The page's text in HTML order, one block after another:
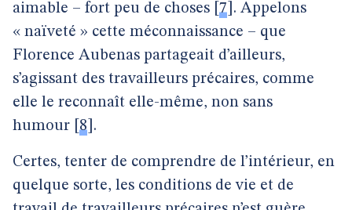
aimable – fort peu de choses 7 . Appelons
« naïveté » cette méconnaissance – que
Florence Aubenas partageait d’ailleurs,
s’agissant des travailleurs précaires, comme
elle le reconnaît elle-même, non sans
humour 8 .
Certes, tenter de comprendre de l’intérieur, en
quelque sorte, les conditions de vie et de